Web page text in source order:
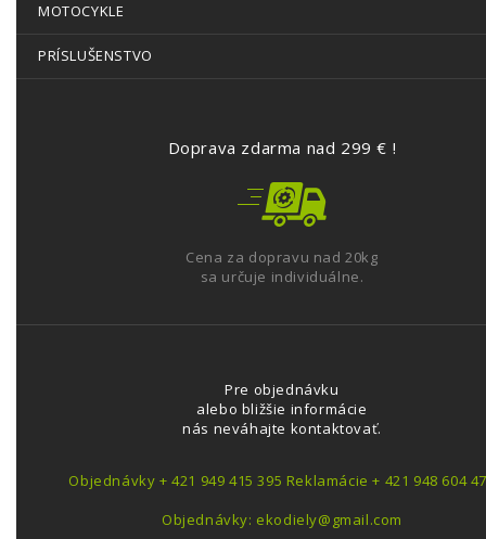
MOTOCYKLE
PRÍSLUŠENSTVO
Doprava zdarma nad 299 € !
Cena za dopravu nad 20kg
sa určuje individuálne.
Pre objednávku
alebo bližšie informácie
nás neváhajte kontaktovať.
Objednávky + 421 949 415 395 Reklamácie + 421 948 604
Objednávky: ekodiely@gmail.com